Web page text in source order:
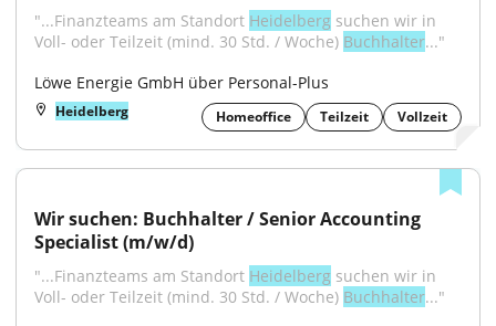
"...Finanzteams am Standort Heidelberg suchen wir in
Voll- oder Teilzeit (mind. 30 Std. / Woche) Buchhalter..."
Löwe Energie GmbH über Personal-Plus
Heidelberg Homeoffice Teilzeit Vollzeit
Wir suchen: Buchhalter / Senior Accounting
Specialist (m/w/d)
"...Finanzteams am Standort Heidelberg suchen wir in
Voll- oder Teilzeit (mind. 30 Std. / Woche) Buchhalter..."